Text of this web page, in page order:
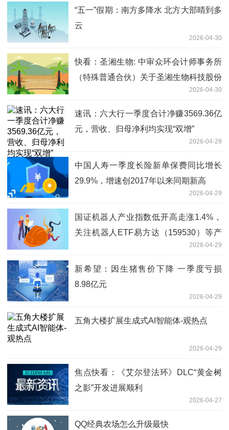
“五一”假期：南方多降水 北方大部晴到多
云
2026-04-30
快看：圣湘生物: 中审众环会计师事务所
（特殊普通合伙）关于圣湘生物科技股份
有限公司2025年度内部控制审计报告
2026-04-30
速讯：六大行一季度合计净赚3569.36亿
元，营收、归母净利均实现“双增”
2026-04-29
中国人寿一季度长险新单保费同比增长
29.9%，增速创2017年以来同期新高
2026-04-29
国证机器人产业指数低开高走涨1.4%，
关注机器人ETF易方达（159530）等产
2026-04-29
新希望：因生猪售价下降 一季度亏损
8.98亿元
2026-04-29
五角大楼扩展生成式AI智能体-观热点
2026-04-29
焦点快看：《艾尔登法环》DLC“黄金树
之影”开发进展顺利
2026-04-27
QQ经典农场怎么升级最快